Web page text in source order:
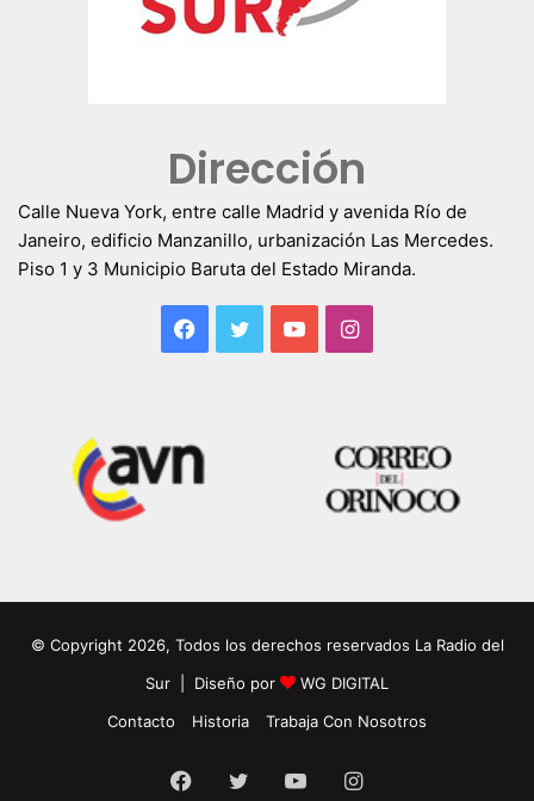
Dirección
Calle Nueva York, entre calle Madrid y avenida Río de
Janeiro, edificio Manzanillo, urbanización Las Mercedes.
Piso 1 y 3 Municipio Baruta del Estado Miranda.
Facebook
TwitterYouTubeInstagram
© Copyright 2026, Todos los derechos reservados La Radio del
Sur | Diseño por
WG DIGITAL
Contacto
Historia Trabaja Con Nosotros
Facebook
TwitterYouTubeInstagram